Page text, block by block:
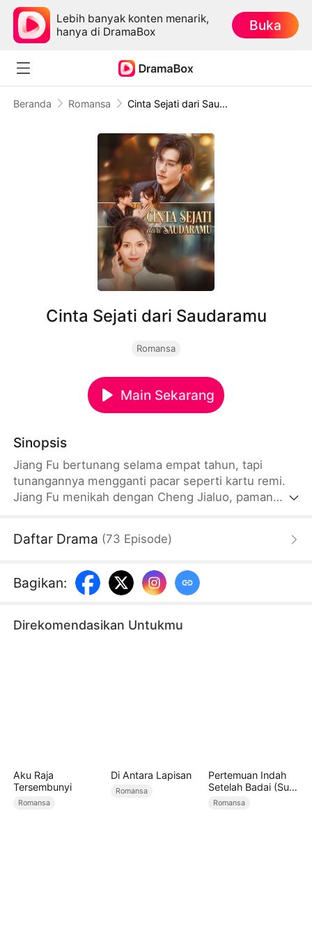
Lebih banyak konten menarik,
hanya di DramaBox
Buka
Beranda Romansa Cinta Sejati dari Saudaramu
Cinta Sejati dari Saudaramu
Romansa
Main Sekarang
Sinopsis
Jiang Fu bertunang selama empat tahun, tapi
tunangannya mengganti pacar seperti kartu remi.
Jiang Fu menikah dengan Cheng Jialuo, paman
cara untuk membuatnya bahagia.
Daftar Drama (73 Episode)
Bagikan:
Direkomendasikan Untukmu
Aku Raja
Tersembunyi
Romansa
Di Antara Lapisan
Romansa
Pertemuan Indah
Setelah Badai (Sulih
Suara)
Romansa